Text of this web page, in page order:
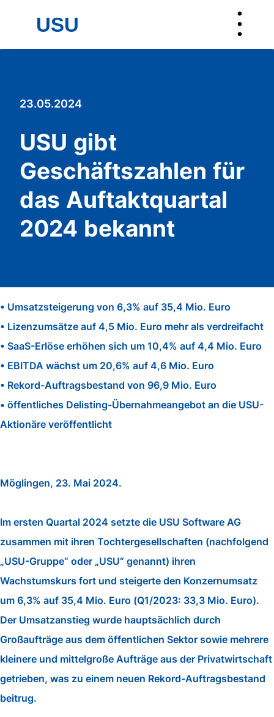
USU ︙
USU
23.05.2024
USU gibt
Geschäftszahlen für
das Auftaktquartal
2024 bekannt
• Umsatzsteigerung von 6,3% auf 35,4 Mio. Euro
• Lizenzumsätze auf 4,5 Mio. Euro mehr als verdreifacht
• SaaS-Erlöse erhöhen sich um 10,4% auf 4,4 Mio. Euro
• EBITDA wächst um 20,6% auf 4,6 Mio. Euro
• Rekord-Auftragsbestand von 96,9 Mio. Euro
• öffentliches Delisting-Übernahmeangebot an die USU-
Aktionäre veröffentlicht
Möglingen, 23. Mai 2024.
Im ersten Quartal 2024 setzte die USU Software AG
zusammen mit ihren Tochtergesellschaften (nachfolgend
„USU-Gruppe“ oder „USU“ genannt) ihren
Wachstumskurs fort und steigerte den Konzernumsatz
um 6,3% auf 35,4 Mio. Euro (Q1/2023: 33,3 Mio. Euro).
Der Umsatzanstieg wurde hauptsächlich durch
Großaufträge aus dem öffentlichen Sektor sowie mehrere
kleinere und mittelgroße Aufträge aus der Privatwirtschaft
getrieben, was zu einem neuen Rekord-Auftragsbestand
beitrug.